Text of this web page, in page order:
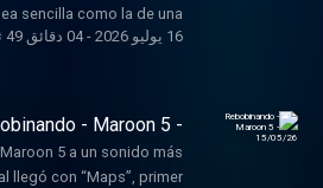
sencilla como la de una
sin encontrar salida,
16 يوليو 2026 - 04 دقائق 49 ثانية
- Maroon 5 -
15/05/26
5 a un sonido más
llegó con “Maps”, primer